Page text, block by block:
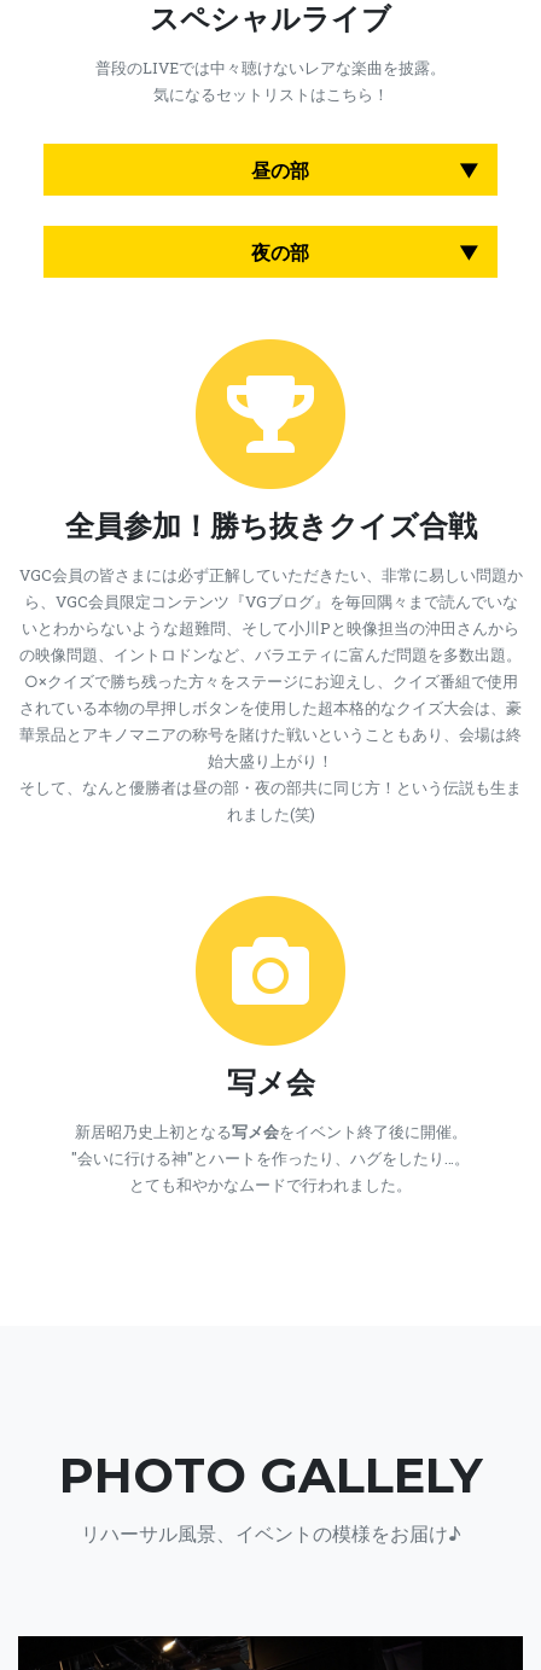
スペシャルライブ
普段のLIVEでは中々聴けないレアな楽曲を披露。
気になるセットリストはこちら！
昼の部
1.ロゼ・ルージュ
2.昼の月
4.Trance Transistor Table Radio
夜の部
2.月の家
3.ガリレオの夜
4.魂（いのち）の扉
全員参加！勝ち抜きクイズ合戦
VGC会員の皆さまには必ず正解していただきたい、非常に易しい問題か
ら、VGC会員限定コンテンツ『VGブログ』を毎回隅々まで読んでいな
いとわからないような超難問、そして小川Pと映像担当の沖田さんから
の映像問題、イントロドンなど、バラエティに富んだ問題を多数出題。
○×クイズで勝ち残った方々をステージにお迎えし、クイズ番組で使用
されている本物の早押しボタンを使用した超本格的なクイズ大会は、豪
華景品とアキノマニアの称号を賭けた戦いということもあり、会場は終
始大盛り上がり！
そして、なんと優勝者は昼の部・夜の部共に同じ方！という伝説も生ま
れました(笑)
写メ会
新居昭乃史上初となる写メ会をイベント終了後に開催。
"会いに行ける神"とハートを作ったり、ハグをしたり…。
とても和やかなムードで行われました。
PHOTO GALLELY
リハーサル風景、イベントの模様をお届け♪